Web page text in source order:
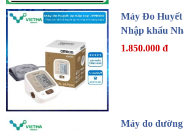
Máy Đo Huyết
Nhập khẩu
1.850.000 đ
Máy đo